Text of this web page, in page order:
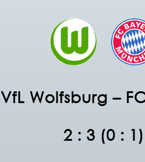
VfL Wolfsburg –
2 : 3 (0 : 1 )